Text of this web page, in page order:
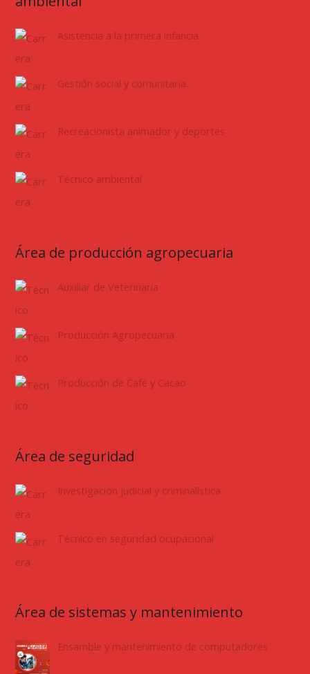
Asistencia a la primera infancia
Gestión social y comunitaria
Recreacionista animador y deportes
Técnico ambiental
Área de producción agropecuaria
Auxiliar de Veterinaria
Producción Agropecuaria
Producción de Café y Cacao
Área de seguridad
Investigación judicial y criminalística
Técnico en seguridad ocupacional
Área de sistemas y mantenimiento
Ensamble y mantenimiento de computadores